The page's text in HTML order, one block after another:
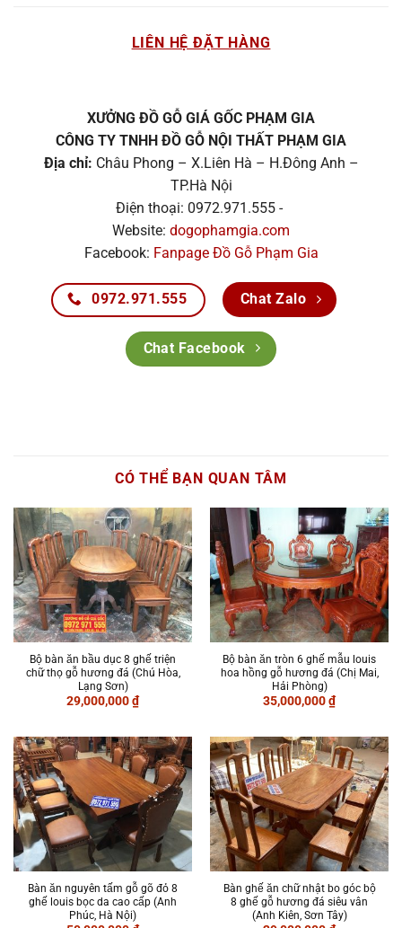
LIÊN HỆ ĐẶT HÀNG
XƯỞNG ĐỒ GỖ GIÁ GỐC PHẠM GIA
CÔNG TY TNHH ĐỒ GỖ NỘI THẤT PHẠM GIA
Địa chỉ: Châu Phong – X.Liên Hà – H.Đông Anh –
TP.Hà Nội
Điện thoại: 0972.971.555 -
Website: dogophamgia.com
Facebook: Fanpage Đồ Gỗ Phạm Gia
0972.971.555 Chat Zalo
Chat Facebook
CÓ THỂ BẠN QUAN TÂM
Bộ bàn ăn bầu dục 8 ghế triện
chữ thọ gỗ hương đá (Chú Hòa,
Lạng Sơn)
29,000,000₫
Bộ bàn ăn tròn 6 ghế mẫu louis
hoa hồng gỗ hương đá (Chị Mai,
Hải Phòng)
35,000,000₫
Bàn ăn nguyên tấm gỗ gõ đỏ 8
ghế louis bọc da cao cấp (Anh
Phúc, Hà Nội)
Bàn ghế ăn chữ nhật bo góc bộ
8 ghế gỗ hương đá siêu vân
(Anh Kiên, Sơn Tây)